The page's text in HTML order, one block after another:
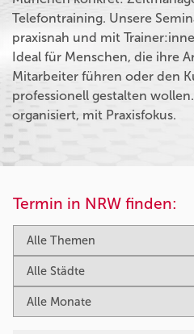
Telefontraining. Unsere
praxisnah und mit
Ideal für Menschen, die ihre
Mitarbeiter führen oder den
professionell gestalten
organisiert, mit Praxisfokus.
Termin in NRW finden: